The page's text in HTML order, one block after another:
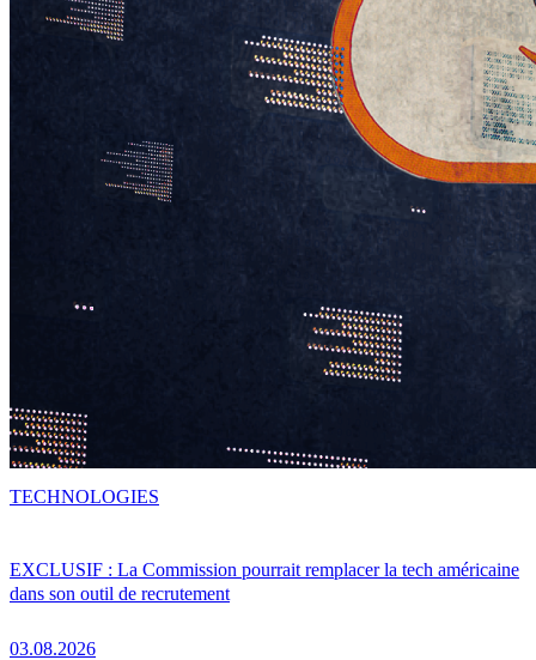
EXCLUSIF : La Commission pourrait remplacer la tech américaine
dans son outil de recrutement
03.08.2026
TECHNOLOGIES